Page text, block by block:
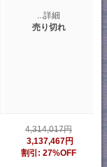
...詳細
売り切れ
4,314,017円
3,137,467円
割引: 27%OFF